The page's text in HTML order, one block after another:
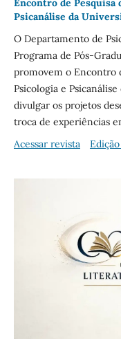
Encontro de Pesquisa
Psicanálise da
O Departamento de
Programa de Pós-
promovem o Encontro
Psicologia e
divulgar os projetos
troca de experiências
Acessar revista